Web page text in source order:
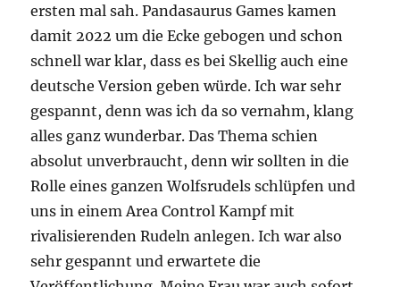
ersten mal sah. Pandasaurus Games kamen
damit 2022 um die Ecke gebogen und schon
schnell war klar, dass es bei Skellig auch eine
deutsche Version geben würde. Ich war sehr
gespannt, denn was ich da so vernahm, klang
alles ganz wunderbar. Das Thema schien
absolut unverbraucht, denn wir sollten in die
Rolle eines ganzen Wolfsrudels schlüpfen und
uns in einem Area Control Kampf mit
rivalisierenden Rudeln anlegen. Ich war also
sehr gespannt und erwartete die